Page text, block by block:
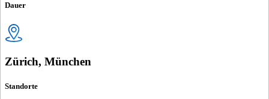
Dauer
Zürich, München
Standorte